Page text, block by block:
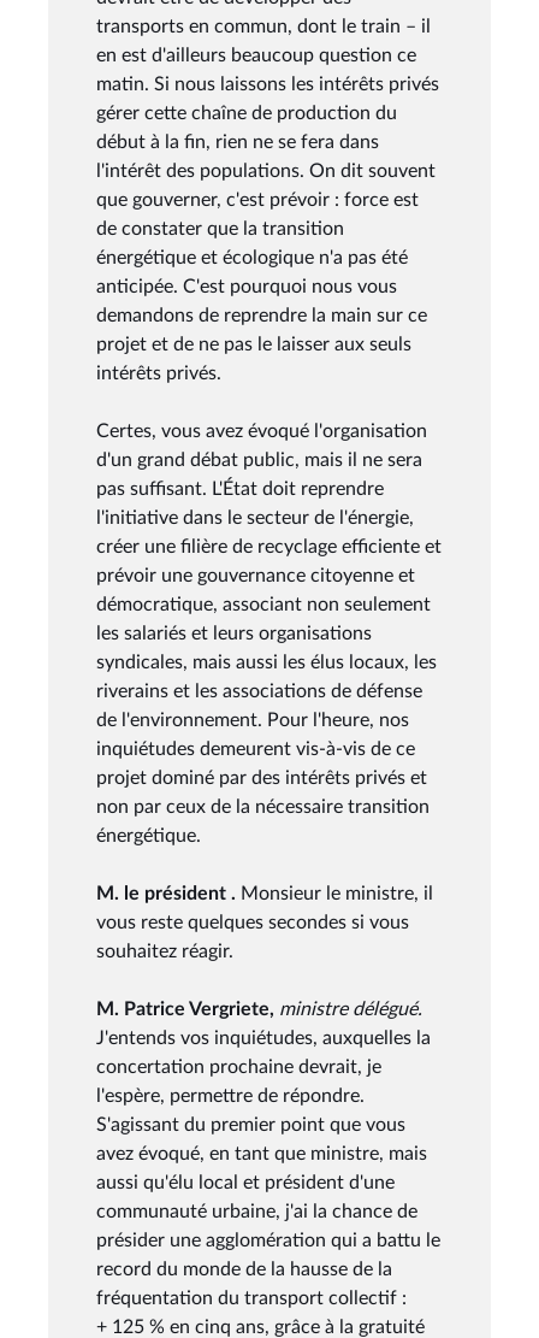
transports en commun, dont le train – il
en est d'ailleurs beaucoup question ce
matin. Si nous laissons les intérêts privés
gérer cette chaîne de production du
début à la fin, rien ne se fera dans
l'intérêt des populations. On dit souvent
que gouverner, c'est prévoir : force est
de constater que la transition
énergétique et écologique n'a pas été
anticipée. C'est pourquoi nous vous
demandons de reprendre la main sur ce
projet et de ne pas le laisser aux seuls
intérêts privés.
Certes, vous avez évoqué l'organisation
d'un grand débat public, mais il ne sera
pas suffisant. L'État doit reprendre
l'initiative dans le secteur de l'énergie,
créer une filière de recyclage efficiente et
prévoir une gouvernance citoyenne et
démocratique, associant non seulement
les salariés et leurs organisations
syndicales, mais aussi les élus locaux, les
riverains et les associations de défense
de l'environnement. Pour l'heure, nos
inquiétudes demeurent vis-à-vis de ce
projet dominé par des intérêts privés et
non par ceux de la nécessaire transition
énergétique.
M. le président . Monsieur le ministre, il
vous reste quelques secondes si vous
souhaitez réagir.
M. Patrice Vergriete, ministre délégué.
J'entends vos inquiétudes, auxquelles la
concertation prochaine devrait, je
l'espère, permettre de répondre.
S'agissant du premier point que vous
avez évoqué, en tant que ministre, mais
aussi qu'élu local et président d'une
communauté urbaine, j'ai la chance de
présider une agglomération qui a battu le
record du monde de la hausse de la
fréquentation du transport collectif :
+ 125 % en cinq ans, grâce à la gratuité